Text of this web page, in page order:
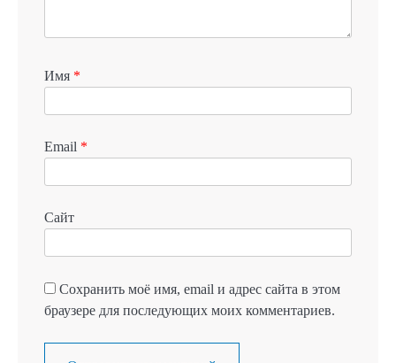
Имя *
Email *
Сайт
Сохранить моё имя, email и адрес сайта в этом
браузере для последующих моих комментариев.